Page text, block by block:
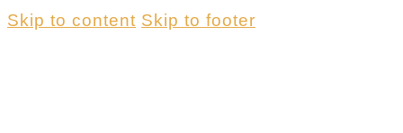
Skip to content Skip to footer